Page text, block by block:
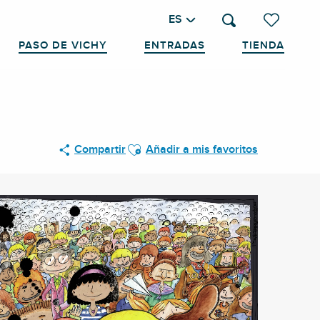
Voir les
Buscar
ES
PASO DE VICHY ENTRADAS TIENDA
CompartirAjouter aux favoris
Añadir a mis favoritos